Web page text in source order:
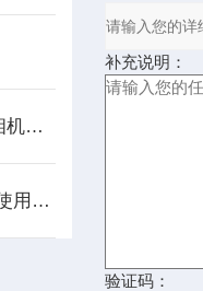
DEC200手持眼底照相机的故障排除
脑部超声波治疗仪的使用方法和注意事项来了解下
补充说明：
验证码：